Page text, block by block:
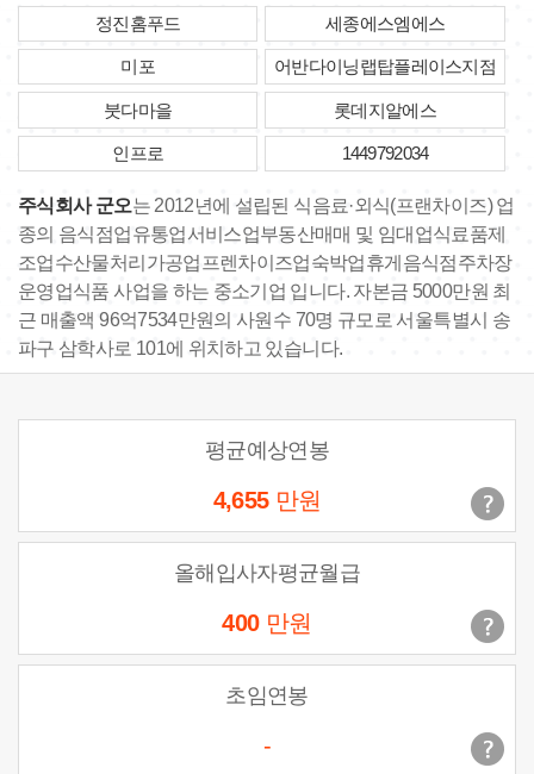
정진홈푸드 세종에스엠에스
미포 어반다이닝랩탑플레이스지점
붓다마을 롯데지알에스
인프로 1449792034
주식회사 군오는 2012년에 설립된 식음료·외식(프랜차이즈) 업
종의 음식점업유통업서비스업부동산매매 및 임대업식료품제
조업수산물처리가공업프렌차이즈업숙박업휴게음식점주차장
운영업식품 사업을 하는 중소기업 입니다. 자본금 5000만원 최
근 매출액 96억7534만원의 사원수 70명 규모로 서울특별시 송
파구 삼학사로 101에 위치하고 있습니다.
평균예상연봉
4,655 만원
올해입사자평균월급
400 만원
초임연봉
-